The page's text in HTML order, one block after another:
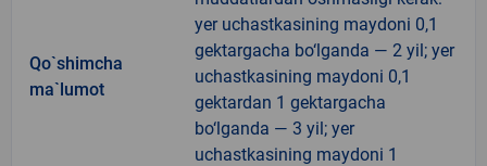
Qo`shimcha
ma`lumot
yer uchastkasining maydoni 0,1
gektargacha bo‘lganda — 2 yil; yer
uchastkasining maydoni 0,1
gektardan 1 gektargacha
bo‘lganda — 3 yil; yer
uchastkasining maydoni 1